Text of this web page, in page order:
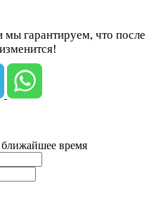
гарантируем, что после
время